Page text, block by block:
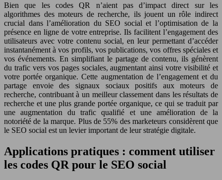
Bien que les codes QR n’aient pas d’impact direct sur les
algorithmes des moteurs de recherche, ils jouent un rôle indirect
crucial dans l’amélioration du SEO social et l’optimisation de la
présence en ligne de votre entreprise. Ils facilitent l’engagement des
utilisateurs avec votre contenu social, en leur permettant d’accéder
instantanément à vos profils, vos publications, vos offres spéciales et
vos événements. En simplifiant le partage de contenu, ils génèrent
du trafic vers vos pages sociales, augmentant ainsi votre visibilité et
votre portée organique. Cette augmentation de l’engagement et du
partage envoie des signaux sociaux positifs aux moteurs de
recherche, contribuant à un meilleur classement dans les résultats de
recherche et une plus grande portée organique, ce qui se traduit par
une augmentation du trafic qualifié et une amélioration de la
notoriété de la marque. Plus de 55% des marketeurs considèrent que
le SEO social est un levier important de leur stratégie digitale.
Applications pratiques : comment utiliser
les codes QR pour le SEO social